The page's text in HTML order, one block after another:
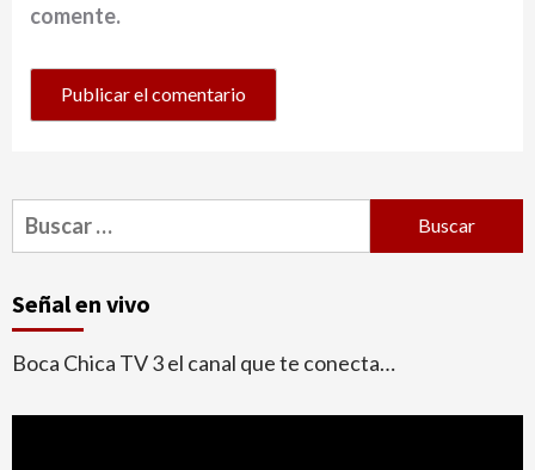
comente.
Buscar:
Señal en vivo
Boca Chica TV 3 el canal que te conecta…